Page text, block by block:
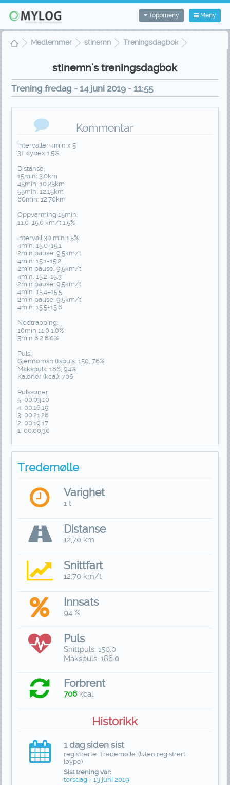
Meny
Toppmeny
Medlemmer stinemn
Treningsdagbok
stinemn's treningsdagbok
Trening fredag - 14 juni 2019 - 11:55
Kommentar
Intervaller 4min x 5
3T cybex 1.5%
Distanse:
15min: 3.0km
45min: 10.25km
55min: 12.15km
60min: 12.70km
Oppvarming 15min:
11.0-15.0 km/t 1.5%
Intervall 30 min 1.5%:
4min: 15.0-15.1
2min pause: 9.5km/t
4min: 15.1-15.2
2min pause: 9.5km/t
4min: 15.2-15.3
2min pause: 9.5km/t
4min: 15.4–15.5
2min pause: 9.5km/t
4min: 15.5-15.6
Nedtrapping:
10min 11.0 1.0%
5min 6.2 6.0%
Puls:
Gjennomsnittspuls: 150, 76%
Makspuls: 186, 94%
Kalorier (kcal): 706
Pulssoner:
5: 00.03.10
4: 00.16.19
3: 00.21.26
2: 00.19.17
1: 00.00.30
Tredemølle
Varighet
1 t
Distanse
12,70 km
Snittfart
12,70 km/t
Innsats
94 %
Puls
Snittpuls: 150.0
Makspuls: 186.0
Forbrent
706 kcal
Historikk
1 dag siden sist
registrerte 'Tredemølle' (Uten registrert
løype)
Sist trening var:
torsdag - 13 juni 2019